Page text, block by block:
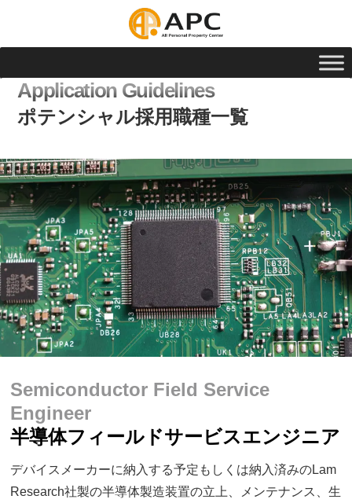
Application Guidelines
ポテンシャル採用職種一覧
Semiconductor Field Service
Engineer
半導体フィールドサービスエンジニア
デバイスメーカーに納入する予定もしくは納入済みのLam
Research社製の半導体製造装置の立上、メンテナンス、生